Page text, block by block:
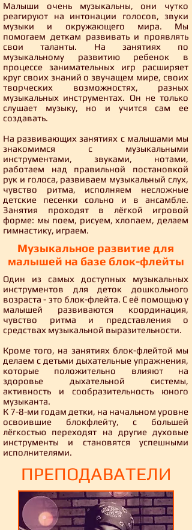
Малыши очень музыкальны, они чутко
реагируют на интонации голосов, звуки
музыки и окружающего мира. Мы
помогаем деткам развивать и проявлять
свои таланты. На занятиях по
музыкальному развитию ребенок в
процессе занимательных игр расширяет
круг своих знаний о звучащем мире, своих
творческих возможностях, разных
музыкальных инструментах. Он не только
слушает музыку, но и учится сам ее
создавать.
На развивающих занятиях с малышами мы
знакомимся с музыкальными
инструментами, звуками, нотами,
работаем над правильной постановкой
рук и голоса, развиваем музыкальный слух,
чувство ритма, исполняем несложные
детские песенки сольно и в ансамбле.
Занятия проходят в лёгкой игровой
форме: мы поем, рисуем, хлопаем, делаем
гимнастику, играем.
Музыкальное развитие для
малышей на базе блок-флейты
Один из самых доступных музыкальных
инструментов для деток дошкольного
возраста - это блок-флейта. С её помощью у
малышей развиваются координация,
чувство ритма и представления о
средствах музыкальной выразительности.
Кроме того, на занятиях блок-флейтой мы
делаем с детьми дыхательные упражнения,
которые положительно влияют на
здоровье дыхательной системы,
активность и сообразительность юного
музыканта.
К 7-8-ми годам детки, на начальном уровне
освоившие блокфлейту, с большей
лёгкостью переходят на другие духовые
инструменты и становятся успешными
исполнителями.
ПРЕПОДАВАТЕЛИ